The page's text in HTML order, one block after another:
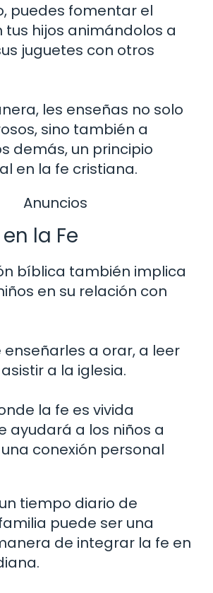
puedes fomentar el
hijos animándolos a
juguetes con otros
les enseñas no solo
sino también a
demás, un principio
en la fe cristiana.
Anuncios
la Fe
bíblica también implica
en su relación con
enseñarles a orar, a leer
a la iglesia.
la fe es vivida
ayudará a los niños a
conexión personal
tiempo diario de
puede ser una
de integrar la fe en